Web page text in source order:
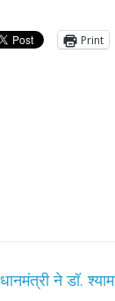
Print
ने डॉ.